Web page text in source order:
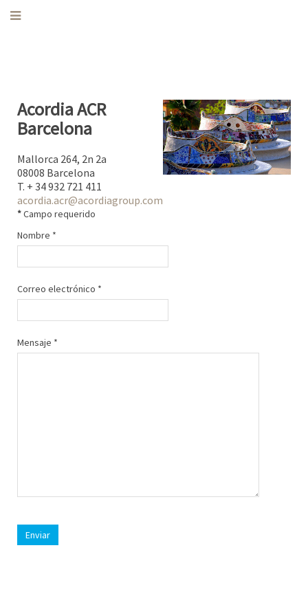
Acordia ACR
Barcelona
Mallorca 264, 2n 2a
08008 Barcelona
T. + 34 932 721 411
acordia.acr@acordiagroup.com
*Campo requerido
Nombre *
Correo electrónico *
Mensaje *
Enviar